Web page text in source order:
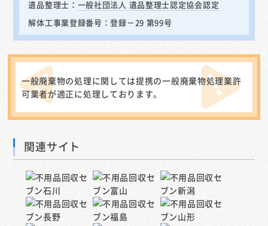
遺品整理士： 一般社団法人 遺品整理士認定協会認定
解体工事業登録番号：登録－29 第99号
一般廃棄物の処理に関しては提携の一般廃棄物処理業許
可業者が適正に処理しております。
関連サイト